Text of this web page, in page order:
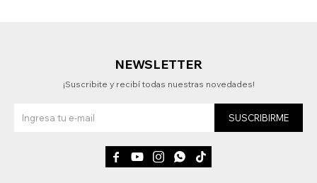
NEWSLETTER
¡Suscribite y recibí todas nuestras novedades!
SUSCRIBIRME
    